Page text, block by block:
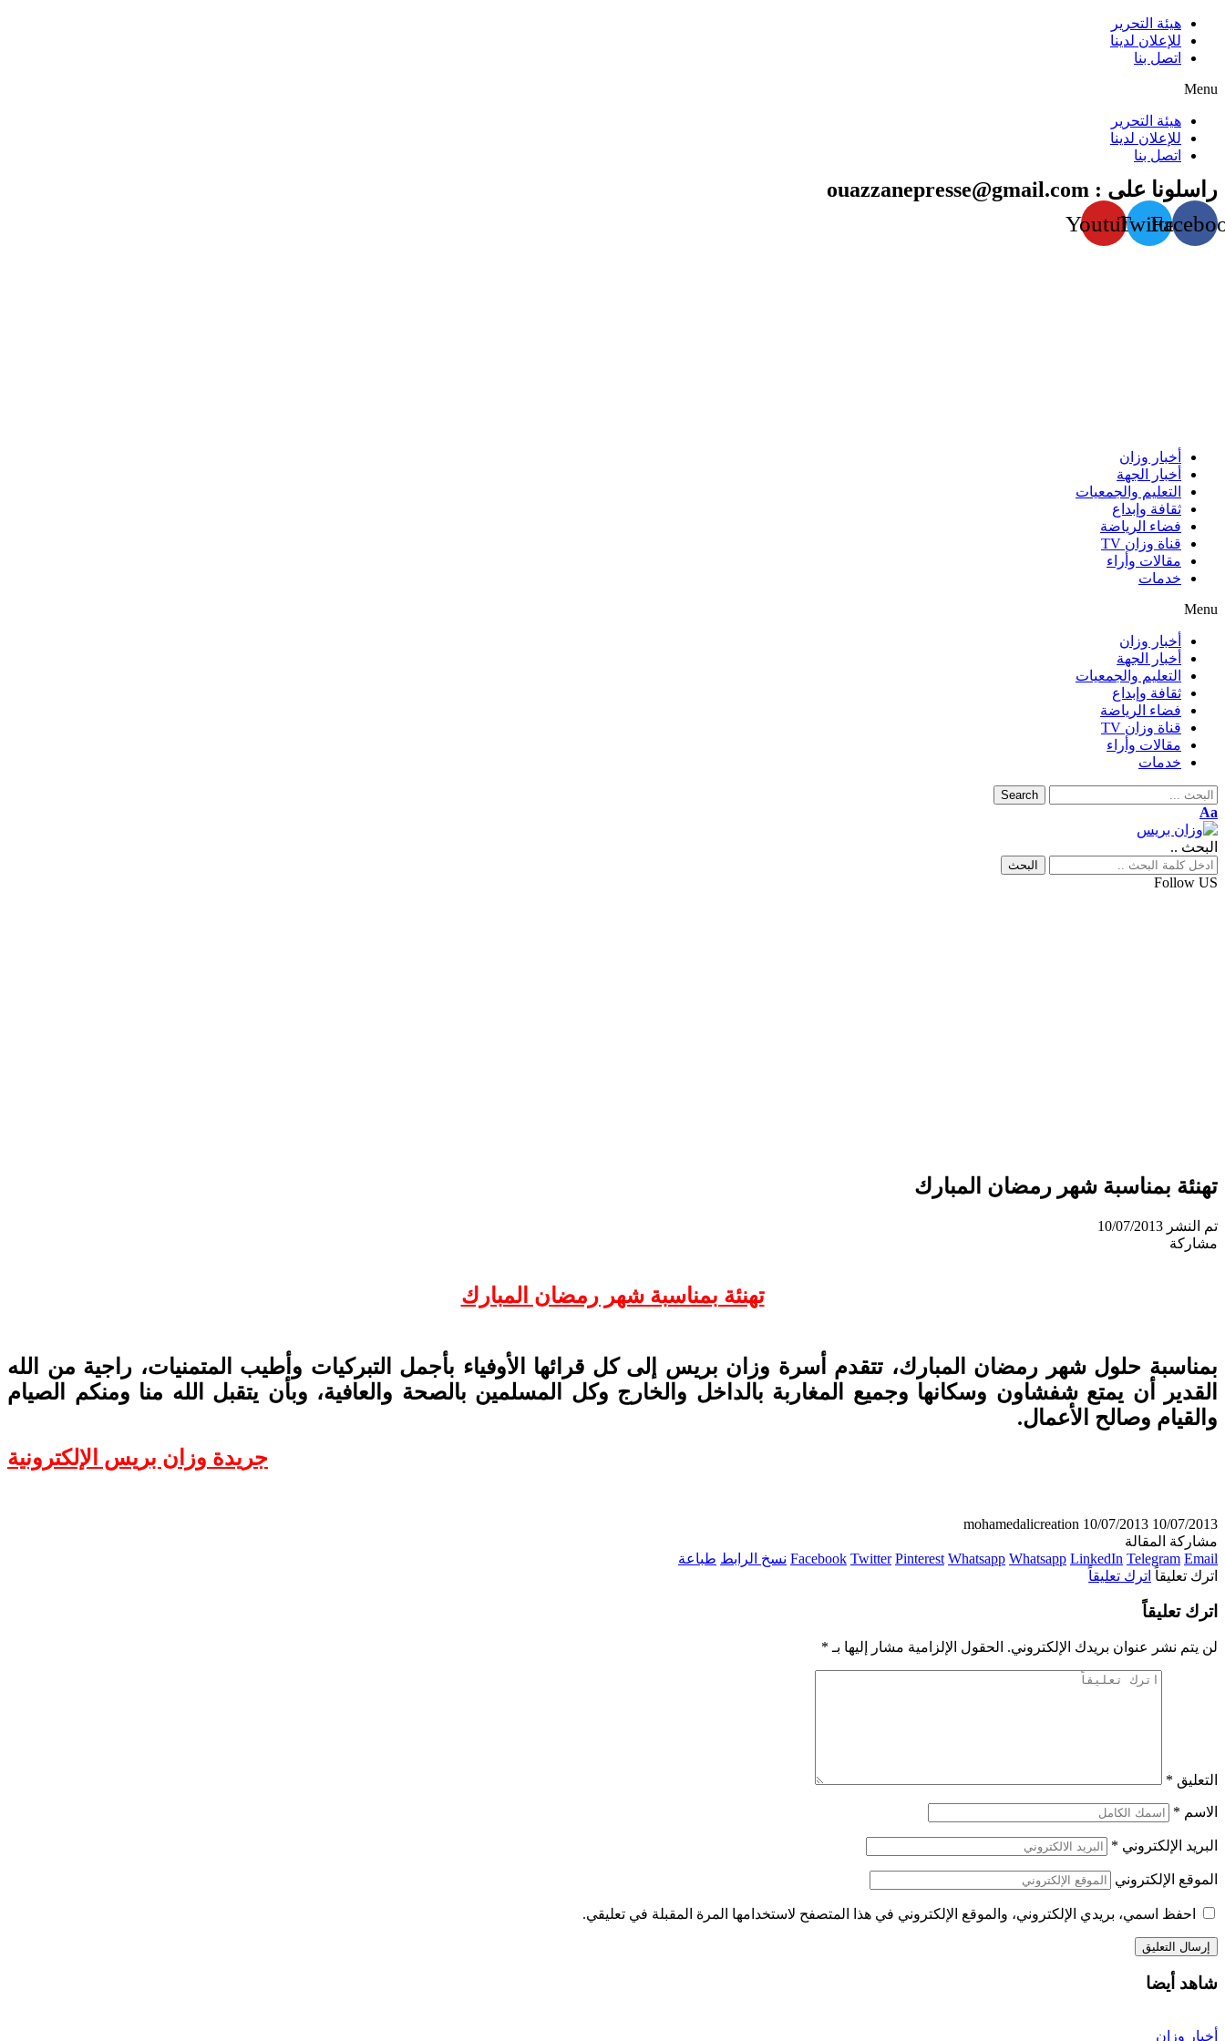
هيئة التحرير
للإعلان لدينا
اتصل بنا
Menu
هيئة التحرير
للإعلان لدينا
اتصل بنا
راسلونا على : ouazzanepresse@gmail.com
Twitter
Youtube
أخبار وزان
أخبار الجهة
التعليم والجمعيات
ثقافة وإبداع
فضاء الرياضة
قناة وزان TV
مقالات وأراء
خدمات
Menu
أخبار وزان
أخبار الجهة
التعليم والجمعيات
ثقافة وإبداع
فضاء الرياضة
قناة وزان TV
مقالات وأراء
خدمات
Search
Aa
البحث ..
Follow US
تهنئة بمناسبة شهر رمضان المبارك
تم النشر 10/07/2013
مشاركة
تهنئة بمناسبة شهر رمضان المبارك
بمناسبة حلول شهر رمضان المبارك، تتقدم أسرة وزان بريس إلى كل قرائها الأوفياء بأجمل التبركيات وأطيب المتمنيات، راجية من الله
القدير أن يمتع شفشاون وسكانها وجميع المغاربة بالداخل والخارج وكل المسلمين بالصحة والعافية، وبأن يتقبل الله منا ومنكم الصيام
والقيام وصالح الأعمال.
جريدة وزان بريس الإلكترونية
mohamedalicreation 10/07/2013 10/07/2013
مشاركة المقالة
Facebook Twitter Pinterest Whatsapp Whatsapp LinkedIn Telegram Email نسخ الرابط طباعة
اترك تعليقاً اترك تعليقاً
اترك تعليقاً
لن يتم نشر عنوان بريدك الإلكتروني. الحقول الإلزامية مشار إليها بـ *
التعليق *
الاسم *
البريد الإلكتروني *
الموقع الإلكتروني
احفظ اسمي، بريدي الإلكتروني، والموقع الإلكتروني في هذا المتصفح لاستخدامها المرة المقبلة في تعليقي.
شاهد أيضا
أخبار وزان